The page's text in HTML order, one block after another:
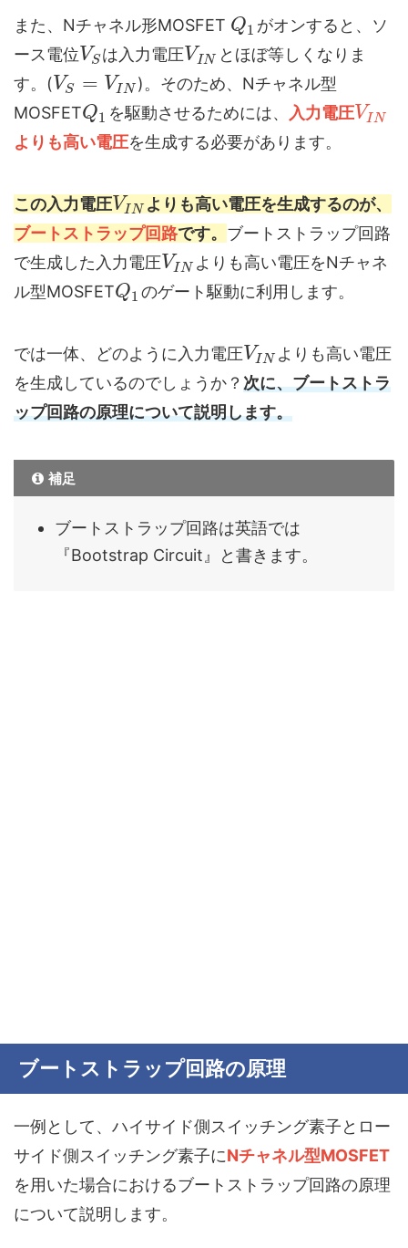
また、Nチャネル形MOSFET Q1 がオンすると、ソ
ース電位VS は入力電圧VIN とほぼ等しくなりま
す。(VS = VIN )。そのため、Nチャネル型
MOSFETQ1 を駆動させるためには、 入力電圧VIN
よりも高い電圧を生成する必要があります。
この入力電圧VIN よりも高い電圧を生成するのが、
ブートストラップ回路です。 ブートストラップ回路
で生成した入力電圧VIN よりも高い電圧をNチャネ
ル型MOSFETQ1 のゲート駆動に利用します。
では一体、どのように入力電圧VIN よりも高い電圧
を生成しているのでしょうか？ 次に、ブートストラ
ップ回路の原理について説明します。
補足
ブートストラップ回路は英語では
『Bootstrap Circuit』と書きます。
ブートストラップ回路の原理
一例として、ハイサイド側スイッチング素子とロー
サイド側スイッチング素子にNチャネル型MOSFET
を用いた場合におけるブートストラップ回路の原理
について説明します。